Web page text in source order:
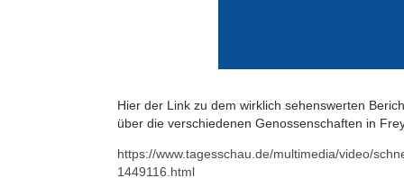
Hier der Link zu dem wirklich sehenswerten
über die verschiedenen Genossenschaften in
https://www.tagesschau.de/multimedia/video/
1449116.html